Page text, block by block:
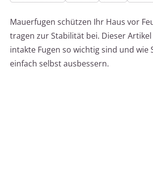
Mauerfugen schützen Ihr Haus vor
tragen zur Stabilität bei. Dieser
intakte Fugen so wichtig sind und wie
einfach selbst ausbessern.